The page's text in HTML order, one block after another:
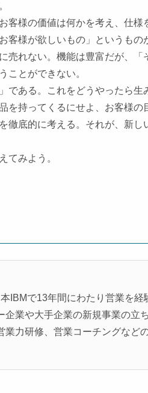
様の価値は何かを考え、仕様
客様が欲しいもの」というも
売れない。機能は豊富だが、「
ことができない。
である。
これをどうやったら生
を持ってくるにせよ、お客様の
徹底的に考える。それが、新し
てみよう。
IBMで13年間にわたり営業を経
業や大手企業の新規事業の立
力研修、営業コーチングなど